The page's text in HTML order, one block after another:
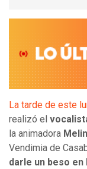
La tarde de este
realizó el
la animadora
Vendimia de
darle un beso en